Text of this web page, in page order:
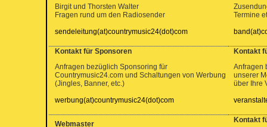
Birgit und Thorsten Walter
Fragen rund um den Radiosender
sendeleitung(at)countrymusic24(dot)com
Termine
Kontakt für Sponsoren
Anfragen bezüglich Sponsoring für
Countrymusic24.com und Schaltungen von Werbung
(Jingles, Banner, etc.)
werbung(at)countrymusic24(dot)com
Kontakt
Anfragen
unserer
über Ihre
Webmaster Kontakt